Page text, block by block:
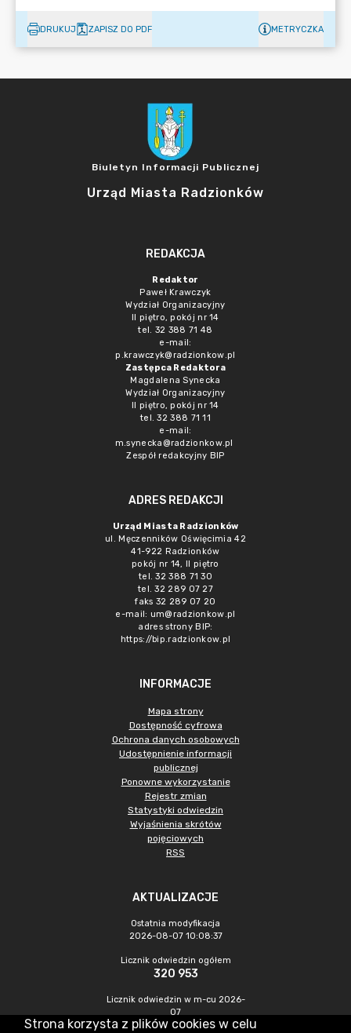
DRUKUJ ZAPISZ DO PDF METRYCZKA
Biuletyn Informacji Publicznej
Urząd Miasta Radzionków
REDAKCJA
Redaktor
Paweł Krawczyk
Wydział Organizacyjny
II piętro, pokój nr 14
tel. 32 388 71 48
e-mail:
p.krawczyk@radzionkow.pl
Zastępca Redaktora
Magdalena Synecka
Wydział Organizacyjny
II piętro, pokój nr 14
tel. 32 388 71 11
e-mail:
m.synecka@radzionkow.pl
Zespół redakcyjny BIP
ADRES REDAKCJI
Urząd Miasta Radzionków
ul. Męczenników Oświęcimia 42
41-922 Radzionków
pokój nr 14, II piętro
tel. 32 388 71 30
tel. 32 289 07 27
faks 32 289 07 20
e-mail: um@radzionkow.pl
adres strony BIP:
https://bip.radzionkow.pl
INFORMACJE
Mapa strony
Dostępność cyfrowa
Ochrona danych osobowych
Udostępnienie informacji
publicznej
Ponowne wykorzystanie
Rejestr zmian
Statystyki odwiedzin
Wyjaśnienia skrótów
pojęciowych
RSS
AKTUALIZACJE
Ostatnia modyfikacja
2026-08-07 10:08:37
Licznik odwiedzin ogółem
320 953
Licznik odwiedzin w m-cu 2026-
07
1 012
Strona korzysta z plików cookies w celu